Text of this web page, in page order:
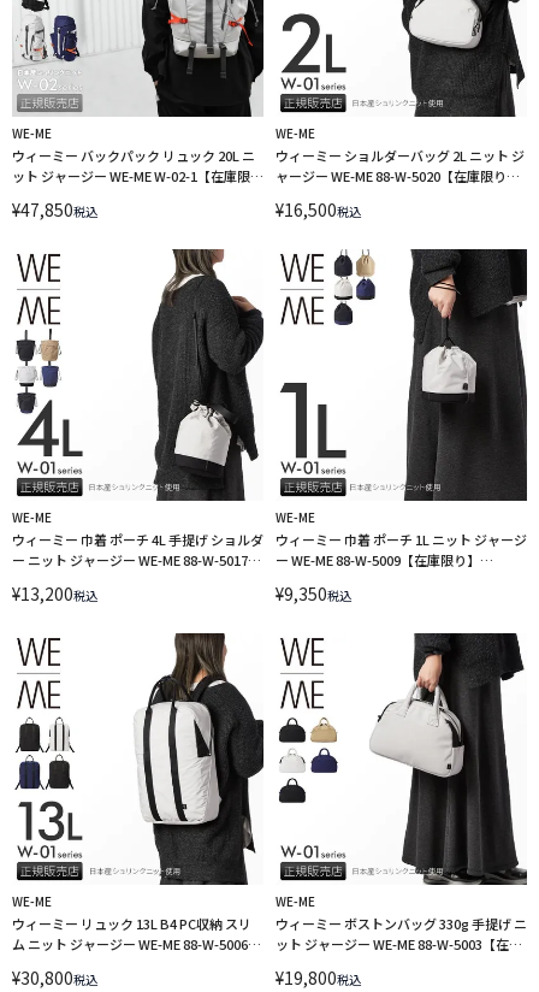
WE-ME
ウィーミー バックパック リュック 20L ニ
ット ジャージー WE-ME W-02-1【在庫限
¥47,850税込
WE-ME
ウィーミー ショルダーバッグ 2L ニット ジ
ャージー WE-ME 88-W-5020【在庫限り】
¥16,500税込
WE-ME
ウィーミー 巾着 ポーチ 4L 手提げ ショルダ
ー ニット ジャージー WE-ME 88-W-5017
¥13,200税込
WE-ME
ウィーミー 巾着 ポーチ 1L ニット ジャージ
ー WE-ME 88-W-5009【在庫限り】
¥9,350税込
WE-ME
ウィーミー リュック 13L B4 PC収納 スリ
ム ニット ジャージー WE-ME 88-W-5006
¥30,800税込
WE-ME
ウィーミー ボストンバッグ 330g 手提げ ニ
ット ジャージー WE-ME 88-W-5003【在庫
¥19,800税込